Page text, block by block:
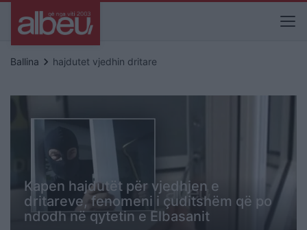
Ballina keyboard_arrow_right hajdutet vjedhin dritare
Kapen hajdutët për vjedhjen e
dritareve, fenomeni i çuditshëm që po
ndodh në qytetin e Elbasanit